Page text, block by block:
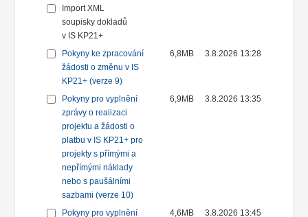
Import XML
soupisky dokladů
v IS KP21+
Pokyny ke zpracování
žádosti o změnu v IS
KP21+ (verze 9)
6,8MB 3.8.2026 13:28
Pokyny pro vyplnění
zprávy o realizaci
projektu a žádosti o
platbu v IS KP21+ pro
projekty s přímými a
nepřímými náklady
nebo s paušálními
sazbami (verze 10)
6,9MB 3.8.2026 13:35
Pokyny pro vyplnění
4,6MB 3.8.2026 13:45